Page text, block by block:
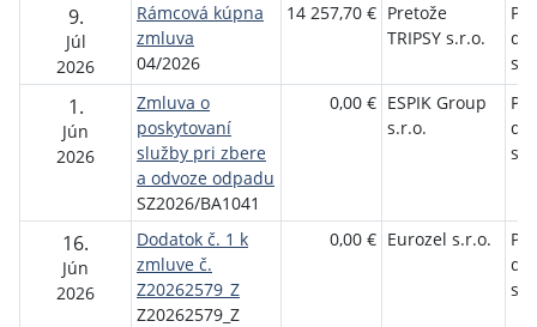
9.
Júl
2026
Rámcová kúpna
zmluva
04/2026
14 257,70 € Pretože
TRIPSY s.r.o.
1.
Jún
2026
Zmluva o
poskytovaní
služby pri zbere
a odvoze odpadu
SZ2026/BA1041
0,00 € ESPIK Group
s.r.o.
16.
Jún
2026
Dodatok č. 1 k
zmluve č.
Z20262579_Z
Z20262579_Z
0,00 € Eurozel s.r.o.